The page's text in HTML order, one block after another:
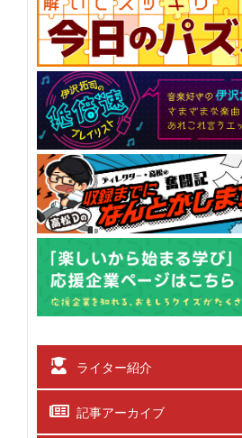
ライター紹介
記事アーカイブ